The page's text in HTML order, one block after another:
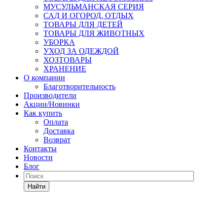
МУСУЛЬМАНСКАЯ СЕРИЯ
САД И ОГОРОД, ОТДЫХ
ТОВАРЫ ДЛЯ ДЕТЕЙ
ТОВАРЫ ДЛЯ ЖИВОТНЫХ
УБОРКА
УХОД ЗА ОДЕЖДОЙ
ХОЗТОВАРЫ
ХРАНЕНИЕ
О компании
Благотворительность
Производители
Акции/Новинки
Как купить
Оплата
Доставка
Возврат
Контакты
Новости
Блог
Найти